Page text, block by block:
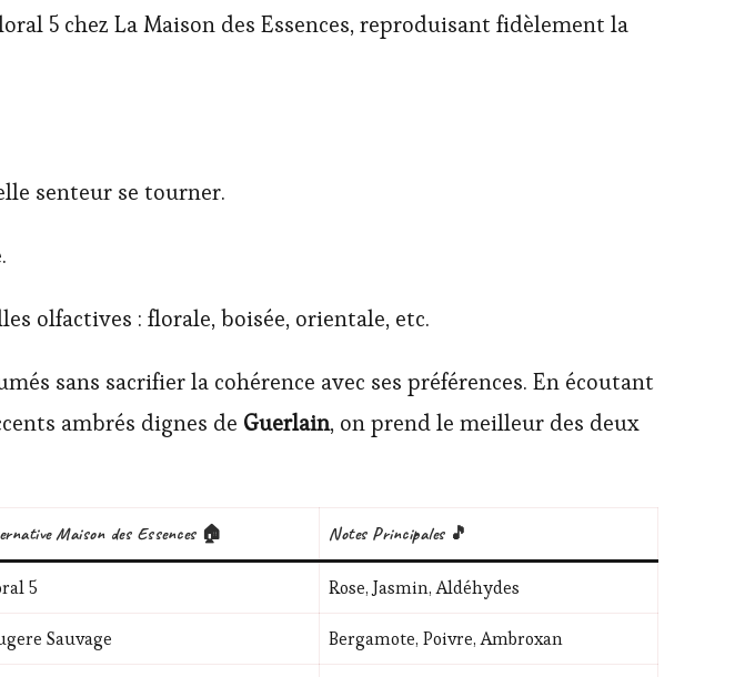
5 chez La Maison des Essences, reproduisant fidèlement la
senteur se tourner.
olfactives : florale, boisée, orientale, etc.
sans sacrifier la cohérence avec ses préférences. En écoutant
ambrés dignes de Guerlain, on prend le meilleur des deux
Maison des Essences 🏠 Notes Principales 🎵
5 Rose, Jasmin, Aldéhydes
Sauvage Bergamote, Poivre, Ambroxan